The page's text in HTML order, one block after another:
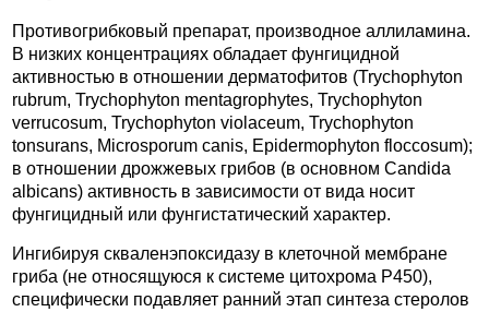
Противогрибковый препарат, производное аллиламина.
В низких концентрациях обладает фунгицидной
активностью в отношении дерматофитов (Trychophyton
rubrum, Trychophyton mentagrophytes, Trychophyton
verrucosum, Trychophyton violaceum, Trychophyton
tonsurans, Microsporum canis, Epidermophyton floccosum);
в отношении дрожжевых грибов (в основном Candida
albicans) активность в зависимости от вида носит
фунгицидный или фунгистатический характер.
Ингибируя скваленэпоксидазу в клеточной мембране
гриба (не относящуюся к системе цитохрома P450),
специфически подавляет ранний этап синтеза стеролов